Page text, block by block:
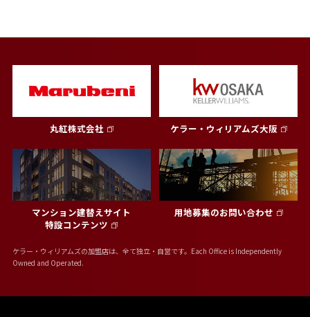
丸紅株式会社 ケラー・ウィリアムズ大阪
マンション建替えサイト
特設コンテンツ
用地募集のお問い合わせ
ケラー・ウィリアムズの加盟店は、全て独立・自営です。Each Office is Independently
Owned and Operated.